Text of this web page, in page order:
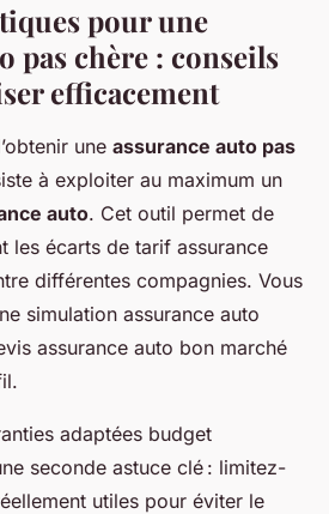
pour une
pas chère : conseils
efficacement
une assurance auto pas
à exploiter au maximum un
auto. Cet outil permet de
les écarts de tarif assurance
différentes compagnies. Vous
simulation assurance auto
assurance auto bon marché
adaptées budget
seconde astuce clé : limitez-
utiles pour éviter le